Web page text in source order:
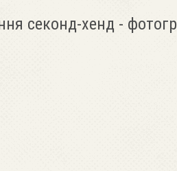
секонд-хенд -